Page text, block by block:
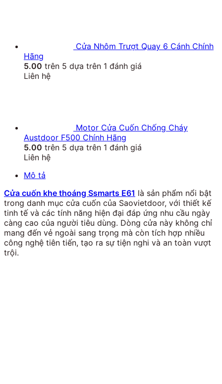
Cửa Nhôm Trượt Quay 6 Cánh Chính
Hãng
5.00 trên 5 dựa trên 1 đánh giá
Liên hệ
Motor Cửa Cuốn Chống Cháy
Austdoor F500 Chính Hãng
5.00 trên 5 dựa trên 1 đánh giá
Liên hệ
Mô tả
Cửa cuốn khe thoáng Ssmarts E61 là sản phẩm nổi bật
trong danh mục cửa cuốn của Saovietdoor, với thiết kế
tinh tế và các tính năng hiện đại đáp ứng nhu cầu ngày
càng cao của người tiêu dùng. Dòng cửa này không chỉ
mang đến vẻ ngoài sang trọng mà còn tích hợp nhiều
công nghệ tiên tiến, tạo ra sự tiện nghi và an toàn vượt
trội.